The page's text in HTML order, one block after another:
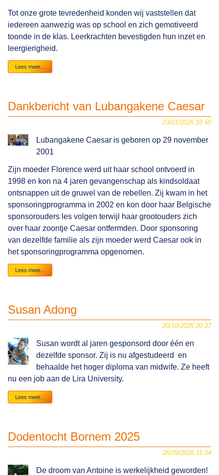
Tot onze grote tevredenheid konden wij vaststellen dat
iedereen aanwezig was op school en zich gemotiveerd
toonde in de klas. Leerkrachten bevestigden hun inzet en
leergierigheid.
Lees meer...
in
inzet
Dankbericht van Lubangakene Caesar
23/01/2026 18:50
Lubangakene Caesar is geboren op 29 november
2001
Zijn moeder Florence werd uit haar school ontvoerd in
1998 en kon na 4 jaren gevangenschap als kindsoldaat
ontsnappen uit de gruwel van de rebellen. Zij kwam in het
sponsoringprogramma in 2002 en kon door haar Belgische
sponsorouders les volgen terwijl haar grootouders zich
over haar zoontje Caesar ontfermden. Door sponsoring
van dezelfde familie als zijn moeder werd Caesar ook in
het sponsoringprogramma opgenomen.
Lees meer...
van
Susan Adong
20/10/2025 20:37
Susan wordt al jaren gesponsord door één en
dezelfde sponsor. Zij is nu afgestudeerd en
behaalde het hoger diploma van midwife. Ze heeft
nu een job aan de Lira University.
Lees meer...
Adong
Dodentocht Bornem 2025
26/09/2025 11:04
De droom van Antoine is werkelijkheid geworden!